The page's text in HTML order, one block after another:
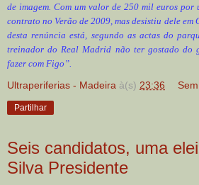
de imagem. Com um valor de 250 mil euros
contrato no Verão de 2009, mas desistiu dele em
desta renúncia está, segundo as actas do
treinador do Real Madrid não ter gostado do
fazer com Figo”.
Ultraperiferias - Madeira à(s) 23:36
Partilhar
Seis candidatos, uma
Silva Presidente